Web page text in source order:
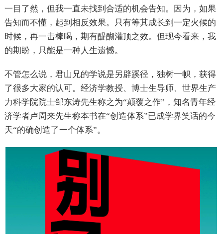
一目了然，但我一直未找到合适的机会告知。因为，如果
告知而不懂，起到相反效果。只有等其成长到一定火候的
时候，再一击棒喝，期有醍醐灌顶之效。但现今看来，我
的期盼，只能是一种人生遗憾。
不管怎么说，君山兄的学说是另辟蹊径，独树一帜，获得
了很多大家的认可。经济学教授、博士生导师、世界生产
力科学院院士邹东涛先生称之为“颠覆之作”，知名青年经
济学者卢周来先生称本书在“创造体系”已成学界笑话的今
天“的确创造了一个体系”。